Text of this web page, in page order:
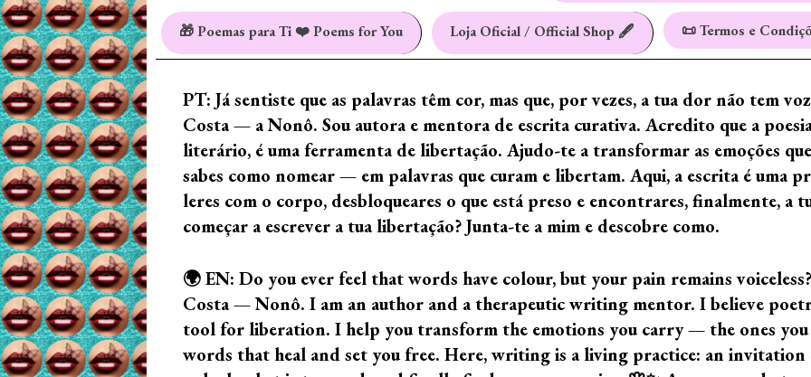
🎁 Poemas para Ti ❤️ Poems for You Loja Oficial / Official Shop 🖋️ 📜 Termos e
PT: Já sentiste que as palavras têm cor, mas que, por vezes, a tua dor não tem
Costa — a Nonô. Sou autora e mentora de escrita curativa. Acredito que a
literário, é uma ferramenta de libertação. Ajudo-te a transformar as emoções
sabes como nomear — em palavras que curam e libertam. Aqui, a escrita é uma
leres com o corpo, desbloqueares o que está preso e encontrares, finalmente, a
começar a escrever a tua libertação? Junta-te a mim e descobre como.
🌍 EN: Do you ever feel that words have colour, but your pain remains
Costa — Nonô. I am an author and a therapeutic writing mentor. I believe
tool for liberation. I help you transform the emotions you carry — the ones
words that heal and set you free. Here, writing is a living practice: an